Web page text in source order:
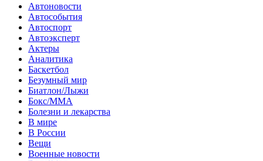
Автоновости
Автособытия
Автоспорт
Автоэксперт
Актеры
Аналитика
Баскетбол
Безумный мир
Биатлон/Лыжи
Бокс/MMA
Болезни и лекарства
В мире
В России
Вещи
Военные новости